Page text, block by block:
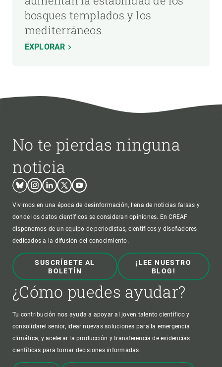
bosques templados y los
mediterráneos
EXPLORAR
No te pierdas ninguna
noticia
BlueskyInstagram
LinkedinTwitterYoutube
Vivimos en una época de desinformación, llena de noticias falsas y
donde los datos científicos se consideran opiniones. En CREAF
disponemos de un equipo de periodistas, científicos y diseñadores
dedicados a la difusión del conocimiento.
SUSCRÍBETE AL
BOLETÍN
¡LEE NUESTRO
BLOG!
¿Cómo puedes ayudar?
Tu contribución nos ayuda a apoyar al joven talento científico y
consolidarel senior, idear nuevas soluciones para la emergencia
climática, y acelerar la producción y transferencia de evidencias
científicas para tomar decisiones informadas.